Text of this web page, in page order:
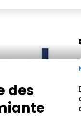
des